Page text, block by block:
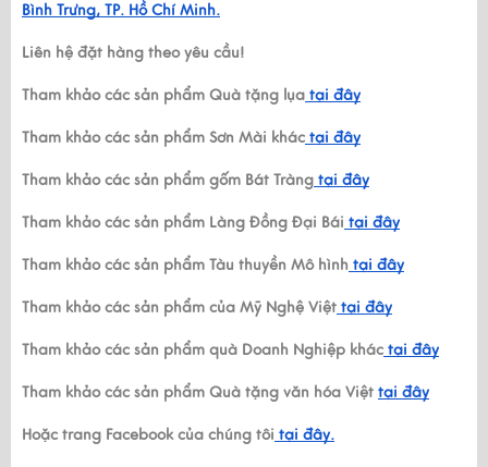
Bình Trưng, TP. Hồ Chí Minh.
Liên hệ đặt hàng theo yêu cầu!
Tham khảo các sản phẩm Quà tặng lụa tại đây
Tham khảo các sản phẩm Sơn Mài khác tại đây
Tham khảo các sản phẩm gốm Bát Tràng tại đây
Tham khảo các sản phẩm Làng Đồng Đại Bái tại đây
Tham khảo các sản phẩm Tàu thuyền Mô hình tại đây
Tham khảo các sản phẩm của Mỹ Nghệ Việt tại đây
Tham khảo các sản phẩm quà Doanh Nghiệp khác tại đây
Tham khảo các sản phẩm Quà tặng văn hóa Việt tại đây
Hoặc trang Facebook của chúng tôi tại đây.